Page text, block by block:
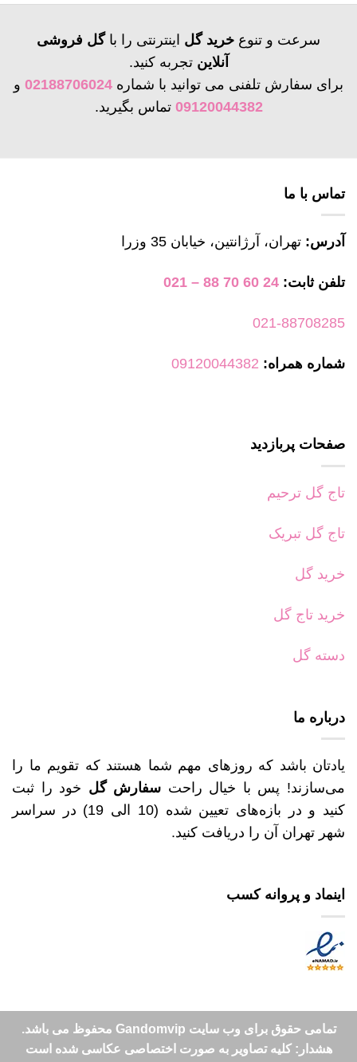
سرعت و تنوع خرید گل اینترنتی را باگل فروشی
آنلاین تجربه کنید.
برای سفارش تلفنی می توانید با شماره 02188706024 و
09120044382 تماس بگیرید.
تماس با ما
آدرس: تهران، آرژانتین، خیابان 35 وزرا
تلفن ثابت: 24 60 70 88 – 021
021-88708285
شماره همراه: 09120044382
صفحات پربازدید
تاج گل ترحیم
تاج گل تبریک
خرید گل
خرید تاج گل
دسته گل
درباره ما
یادتان باشد که روزهای مهم شما هستند که تقویم ما را
می‌سازند! پس با خیال راحت سفارش گل خود را ثبت
کنید و در بازه‌های تعیین شده (10 الی 19) در سراسر
شهر تهران آن را دریافت کنید.
اینماد و پروانه کسب
تمامی حقوق برای وب سایت Gandomvip محفوظ می باشد.
هشدار: کلیه تصاویر به صورت اختصاصی عکاسی شده است